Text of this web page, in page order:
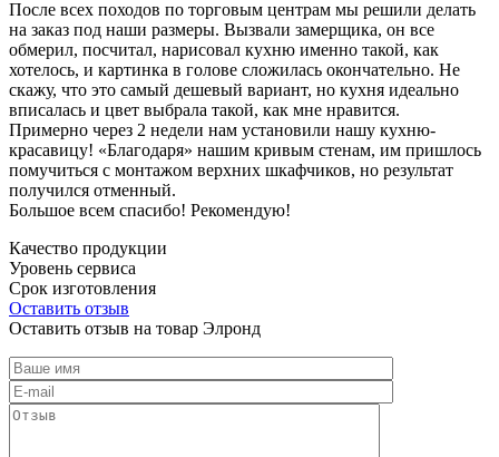
После всех походов по торговым центрам мы решили делать
на заказ под наши размеры. Вызвали замерщика, он все
обмерил, посчитал, нарисовал кухню именно такой, как
хотелось, и картинка в голове сложилась окончательно. Не
скажу, что это самый дешевый вариант, но кухня идеально
вписалась и цвет выбрала такой, как мне нравится.
Примерно через 2 недели нам установили нашу кухню-
красавицу! «Благодаря» нашим кривым стенам, им пришлось
помучиться с монтажом верхних шкафчиков, но результат
получился отменный.
Большое всем спасибо! Рекомендую!
Качество продукции
Уровень сервиса
Срок изготовления
Оставить отзыв
Оставить отзыв на товар Элронд